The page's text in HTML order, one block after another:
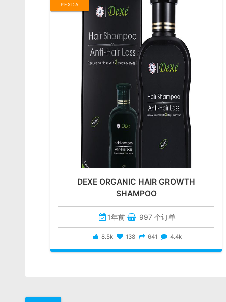
PEXDA
DEXE ORGANIC HAIR GROWTH
SHAMPOO
1年前 997 个订单
8.5k 138 641 4.4k